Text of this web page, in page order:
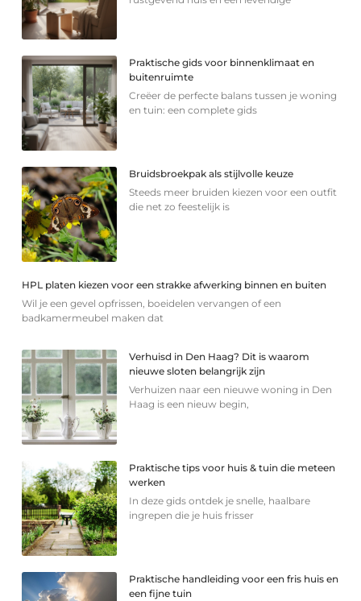
Praktische gids voor binnenklimaat en
buitenruimte
Creëer de perfecte balans tussen je woning
en tuin: een complete gids
Bruidsbroekpak als stijlvolle keuze
Steeds meer bruiden kiezen voor een outfit
die net zo feestelijk is
HPL platen kiezen voor een strakke afwerking binnen en buiten
Wil je een gevel opfrissen, boeidelen vervangen of een
badkamermeubel maken dat
Verhuisd in Den Haag? Dit is waarom
nieuwe sloten belangrijk zijn
Verhuizen naar een nieuwe woning in Den
Haag is een nieuw begin,
Praktische tips voor huis & tuin die meteen
werken
In deze gids ontdek je snelle, haalbare
ingrepen die je huis frisser
Praktische handleiding voor een fris huis en
een fijne tuin